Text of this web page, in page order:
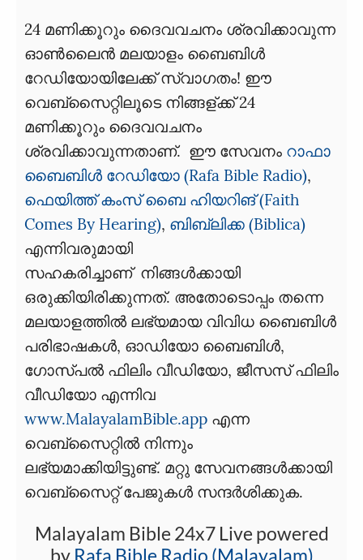
24 മണിക്കൂറും ദൈവവചനം ശ്രവിക്കാവുന്ന
ഓൺലൈൻ മലയാളം ബൈബിൾ
റേഡിയോയിലേക്ക് സ്വാഗതം! ഈ
വെബ്സൈറ്റിലൂടെ നിങ്ങള്ക്ക് 24
മണിക്കൂറും ദൈവവചനം
ശ്രവിക്കാവുന്നതാണ്. ഈ സേവനം റാഫാ
ബൈബിൾ റേഡിയോ (Rafa Bible Radio),
ഫെയിത്ത് കംസ് ബൈ ഹിയറിങ് (Faith
Comes By Hearing), ബിബ്ലിക്ക (Biblica)
എന്നിവരുമായി
സഹകരിച്ചാണ് നിങ്ങൾക്കായി
ഒരുക്കിയിരിക്കുന്നത്. അതോടൊപ്പം തന്നെ
മലയാളത്തിൽ ലഭ്യമായ വിവിധ ബൈബിൾ
പരിഭാഷകൾ, ഓഡിയോ ബൈബിൾ,
ഗോസ്പൽ ഫിലിം വീഡിയോ, ജീസസ് ഫിലിം
വീഡിയോ എന്നിവ
www.MalayalamBible.app എന്ന
വെബ്‌സൈറ്റിൽ നിന്നും
ലഭ്യമാക്കിയിട്ടുണ്ട്. മറ്റു സേവനങ്ങൾക്കായി
വെബ്സൈറ്റ് പേജുകൾ സന്ദർശിക്കുക.
Malayalam Bible 24x7 Live powered
by Rafa Bible Radio (Malayalam)